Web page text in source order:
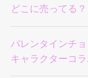
どこに売ってる？
バレンタインチ
キャラクターコラ